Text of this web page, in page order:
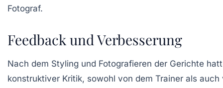
Fotograf.
Feedback und Verbesserung
Nach dem Styling und Fotografieren der Gerichte
konstruktiver Kritik, sowohl von dem Trainer als